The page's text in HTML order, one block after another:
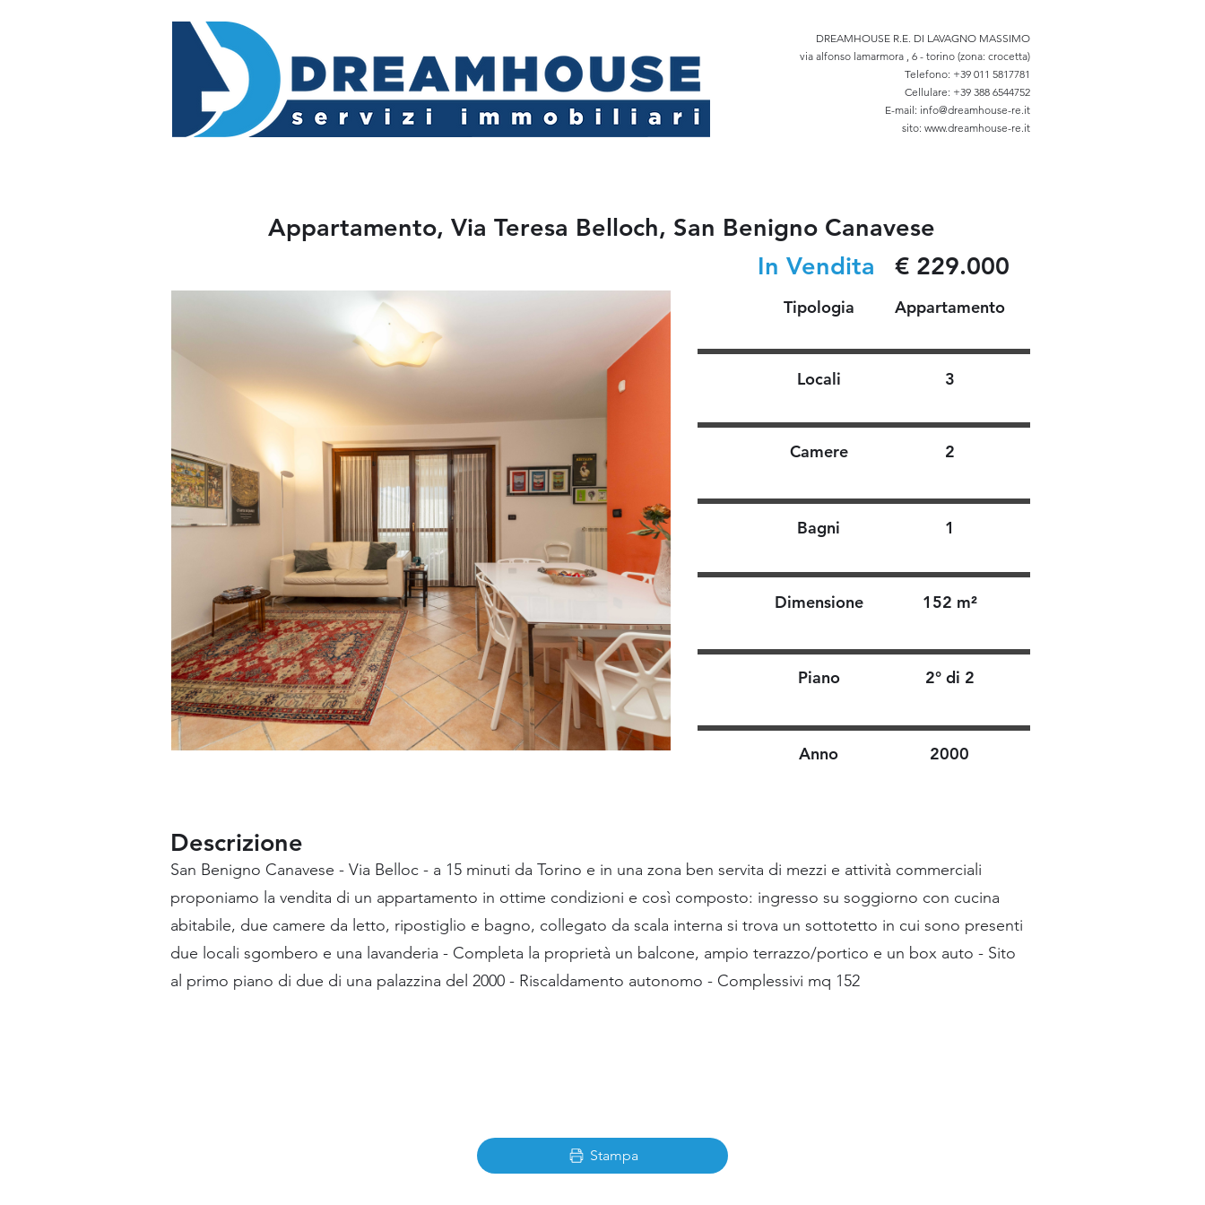
DREAMHOUSE R.E. DI LAVAGNO MASSIMO
via alfonso lamarmora , 6 - torino (zona: crocetta)
Telefono: +39 011 5817781
Cellulare: +39 388 6544752
E-mail: info@dreamhouse-re.it
sito: www.dreamhouse-re.it
Appartamento, Via Teresa Belloch, San Benigno Canavese
€ 229.000
In Vendita
Tipologia Appartamento
Locali 3
Camere 2
Bagni 1
Dimensione 152 m²
Piano 2° di 2
Anno 2000
Descrizione
San Benigno Canavese - Via Belloc - a 15 minuti da Torino e in una zona ben servita di mezzi e attività commerciali
proponiamo la vendita di un appartamento in ottime condizioni e così composto: ingresso su soggiorno con cucina
abitabile, due camere da letto, ripostiglio e bagno, collegato da scala interna si trova un sottotetto in cui sono presenti
due locali sgombero e una lavanderia - Completa la proprietà un balcone, ampio terrazzo/portico e un box auto - Sito
al primo piano di due di una palazzina del 2000 - Riscaldamento autonomo - Complessivi mq 152
Stampa